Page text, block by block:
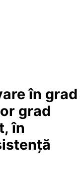
în grad
grad
în